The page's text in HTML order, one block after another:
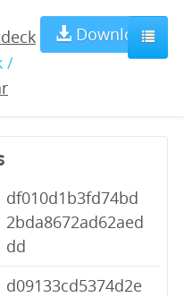
/
Download
df010d1b3fd74bd
2bda8672ad62aed
dd
d09133cd5374d2e